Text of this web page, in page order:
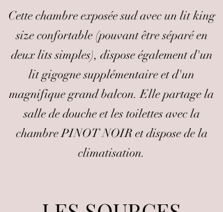
Cette chambre exposée sud avec un lit king
size confortable (pouvant être séparé en
deux lits simples), dispose également d'un
lit gigogne supplémentaire et d'un
magnifique grand balcon. Elle partage la
salle de douche et les toilettes avec la
chambre PINOT NOIR et dispose de la
climatisation.